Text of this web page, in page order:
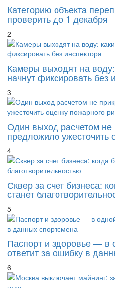
Категорию объекта
проверить до 1 декабря
2
Камеры выходят на
начнут фиксировать без
3
Один выход расчетом
предложило ужесточить
4
Сквер за счет бизнеса:
станет
5
Паспорт и здоровье — в
ответит за ошибку в
6